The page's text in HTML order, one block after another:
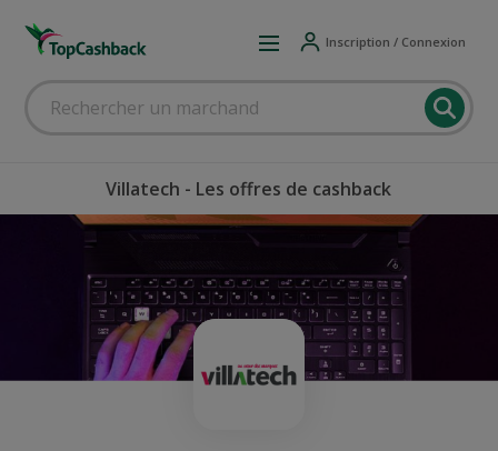
Inscription / Connexion
Villatech - Les offres de cashback